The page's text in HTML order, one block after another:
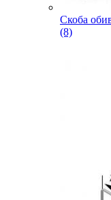
Скоба
(8)